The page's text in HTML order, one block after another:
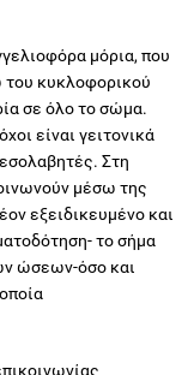
μόρια, που
του κυκλοφορικού
σε όλο το σώμα.
είναι γειτονικά
Στη
μέσω της
εξειδικευμένο και
το σήμα
ώσεων-όσο και